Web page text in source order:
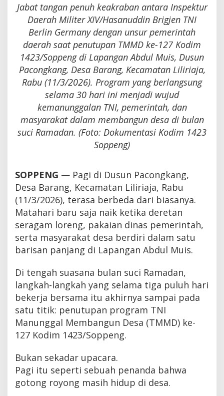
Jabat tangan penuh keakraban antara Inspektur
Daerah Militer XIV/Hasanuddin Brigjen TNI
Berlin Germany dengan unsur pemerintah
daerah saat penutupan TMMD ke-127 Kodim
1423/Soppeng di Lapangan Abdul Muis, Dusun
Pacongkang, Desa Barang, Kecamatan Liliriaja,
Rabu (11/3/2026). Program yang berlangsung
selama 30 hari ini menjadi wujud
kemanunggalan TNI, pemerintah, dan
masyarakat dalam membangun desa di bulan
suci Ramadan. (Foto: Dokumentasi Kodim 1423
Soppeng)
SOPPENG — Pagi di Dusun Pacongkang,
Desa Barang, Kecamatan Liliriaja, Rabu
(11/3/2026), terasa berbeda dari biasanya.
Matahari baru saja naik ketika deretan
seragam loreng, pakaian dinas pemerintah,
serta masyarakat desa berdiri dalam satu
barisan panjang di Lapangan Abdul Muis.
Di tengah suasana bulan suci Ramadan,
langkah-langkah yang selama tiga puluh hari
bekerja bersama itu akhirnya sampai pada
satu titik: penutupan program TNI
Manunggal Membangun Desa (TMMD) ke-
127 Kodim 1423/Soppeng.
Bukan sekadar upacara.
Pagi itu seperti sebuah penanda bahwa
gotong royong masih hidup di desa.